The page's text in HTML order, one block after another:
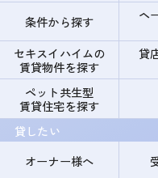
条件から探す
ヘ
セキスイハイムの
賃貸物件を探す
貸
ペット共生型
賃貸住宅を探す
貸したい
オーナー様へ